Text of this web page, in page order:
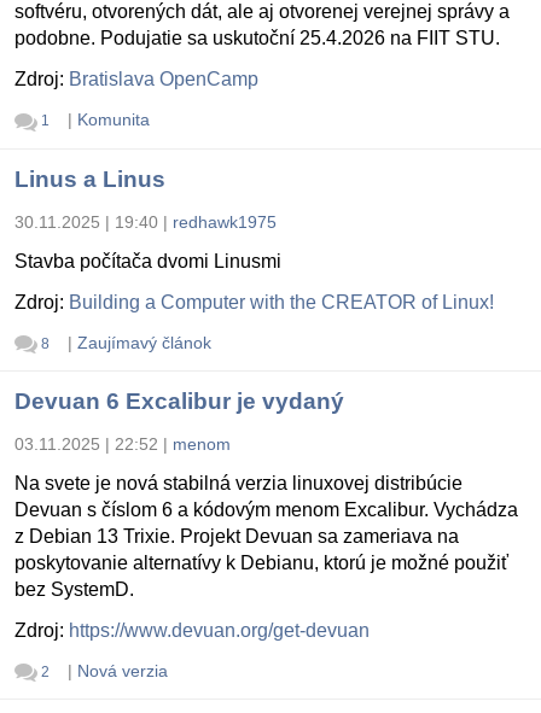
softvéru, otvorených dát, ale aj otvorenej verejnej správy a
podobne. Podujatie sa uskutoční 25.4.2026 na FIIT STU.
Zdroj: Bratislava OpenCamp
1 | Komunita
Linus a Linus
30.11.2025 | 19:40 | redhawk1975
Stavba počítača dvomi Linusmi
Zdroj: Building a Computer with the CREATOR of Linux!
8 | Zaujímavý článok
Devuan 6 Excalibur je vydaný
03.11.2025 | 22:52 | menom
Na svete je nová stabilná verzia linuxovej distribúcie
Devuan s číslom 6 a kódovým menom Excalibur. Vychádza
z Debian 13 Trixie. Projekt Devuan sa zameriava na
poskytovanie alternatívy k Debianu, ktorú je možné použiť
bez SystemD.
Zdroj: https://www.devuan.org/get-devuan
2 | Nová verzia